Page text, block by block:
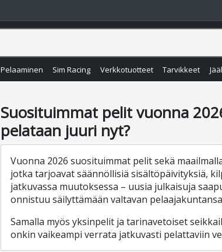
Pelaaminen Sim Racing Verkkotuotteet Tarvikkeet
Suosituimmat pelit vuonna
pelataan juuri nyt?
Vuonna 2026 suosituimmat pelit sekä
jotka tarjoavat säännöllisiä sisältöpäivityksiä,
jatkuvassa muutoksessa – uusia julkaisuja
onnistuu säilyttämään valtavan
Samalla myös yksinpelit ja tarinavetoiset
onkin vaikeampi verrata jatkuvasti pelattaviin